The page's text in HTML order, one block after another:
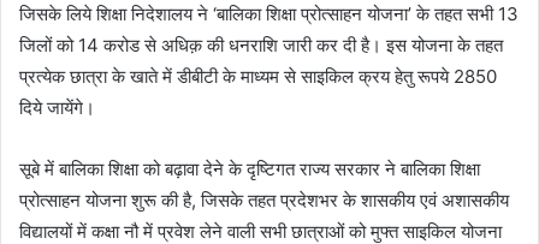
जिसके लिये शिक्षा निदेशालय ने ‘बालिका शिक्षा प्रोत्साहन योजना’ के तहत सभी 13
जिलों को 14 करोड से अधिक़ की धनराशि जारी कर दी है। इस योजना के तहत
प्रत्येक छात्रा के खाते में डीबीटी के माध्यम से साइकिल क्रय हेतु रूपये 2850
दिये जायेंगे।
सूबे में बालिका शिक्षा को बढ़ावा देने के दृष्टिगत राज्य सरकार ने बालिका शिक्षा
प्रोत्साहन योजना शुरू की है, जिसके तहत प्रदेशभर के शासकीय एवं अशासकीय
विद्यालयों में कक्षा नौ में प्रवेश लेने वाली सभी छात्राओं को मुफ्त साइकिल योजना